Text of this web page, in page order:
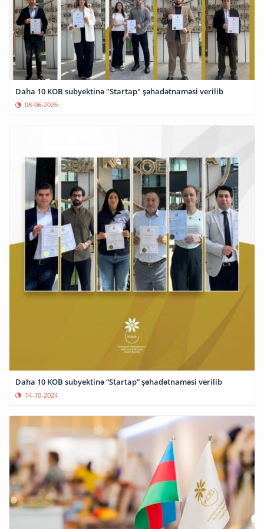
Daha 10 KOB subyektinə "Startap" şəhadətnaməsi verilib
08-06-2026
Daha 10 KOB subyektinə “Startap” şəhadətnaməsi verilib
14-10-2024